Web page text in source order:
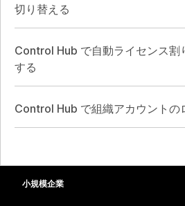
切り替える
Control Hub で自動ライセンス割
する
Control Hub で組織アカウントの
小規模企業